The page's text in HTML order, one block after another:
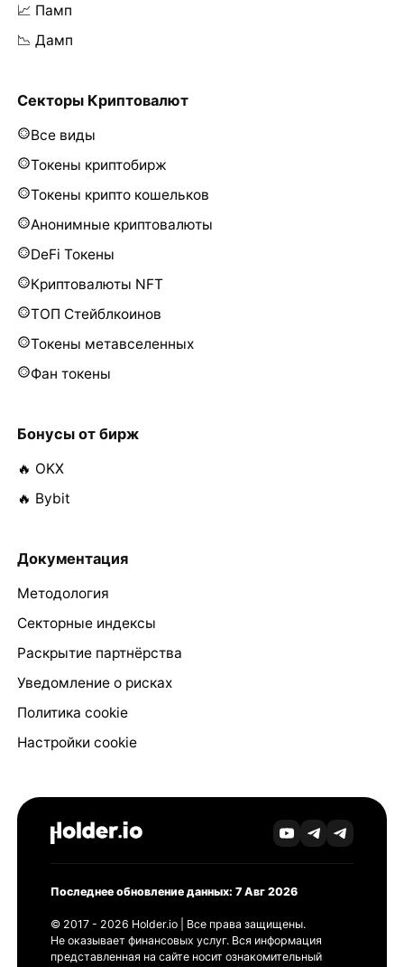
📈 Памп
📉 Дамп
Секторы Криптовалют
Все виды
Токены криптобирж
Токены крипто кошельков
Анонимные криптовалюты
DeFi Токены
Криптовалюты NFT
ТОП Стейблкоинов
Токены метавселенных
Фан токены
Бонусы от бирж
🔥 OKX
🔥 Bybit
Документация
Методология
Секторные индексы
Раскрытие партнёрства
Уведомление о рисках
Политика cookie
Настройки cookie
Последнее обновление данных: 7 Авг 2026
© 2017 - 2026 Holder.io | Все права защищены.
Не оказывает финансовых услуг. Вся информация
представленная на сайте носит ознакомительный